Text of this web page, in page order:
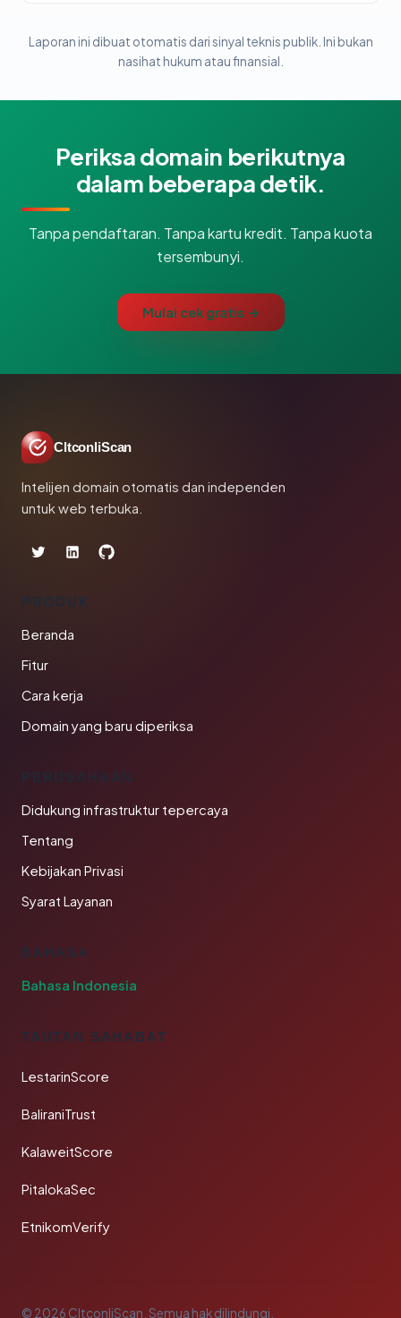
Laporan ini dibuat otomatis dari sinyal teknis publik. Ini bukan
nasihat hukum atau finansial.
Periksa domain berikutnya
dalam beberapa detik.
Tanpa pendaftaran. Tanpa kartu kredit. Tanpa kuota
tersembunyi.
Mulai cek gratis →
CltconliScan
Intelijen domain otomatis dan independen
untuk web terbuka.
PRODUK
Beranda
Fitur
Cara kerja
Domain yang baru diperiksa
PERUSAHAAN
Didukung infrastruktur tepercaya
Tentang
Kebijakan Privasi
Syarat Layanan
BAHASA
Bahasa Indonesia
TAUTAN SAHABAT
LestarinScore
BaliraniTrust
KalaweitScore
PitalokaSec
EtnikomVerify
© 2026 CltconliScan. Semua hak dilindungi.